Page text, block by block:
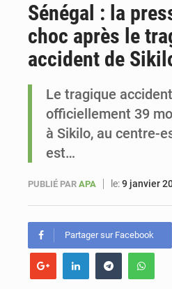
Sénégal : la
choc après le
accident de
Le tragique
officiellement 39
à Sikilo, au centre-
est…
PUBLIÉ PAR APA le:9 janvier
Partager sur Facebook